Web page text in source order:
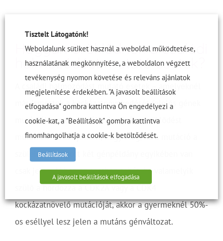
Hogyan öröklődnek a családi
halmozódást mutató esetek?
már ismertek a kockázatnövekedését felelős gének
mutációi – autoszomális domináns öröklődést
mutatnak. Ez azt jelenti, hogy elég, ha a mutáció a
szüleinktől kapott két génpéldány egyikében van
csak jelen. Abban az esetben tehát, ha valamelyik
szülő a hordozza a CDK2A vagy a CDK4
kockázatnövelő mutációját, akkor a gyermeknél 50%-
os eséllyel lesz jelen a mutáns génváltozat.
Tisztelt Látogatónk!
Weboldalunk sütiket használ a weboldal működtetése,
használatának megkönnyítése, a weboldalon végzett
tevékenység nyomon követése és releváns ajánlatok
megjelenítése érdekében. "A javasolt beállítások
elfogadása" gombra kattintva Ön engedélyezi a
cookie-kat, a "Beállítások" gombra kattintva
finomhangolhatja a cookie-k betöltődését.
Beállítások
A javasolt beállítások elfogadása